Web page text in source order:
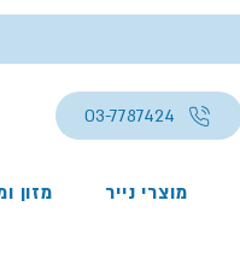
03-7787424
מוצרי נייר מזון